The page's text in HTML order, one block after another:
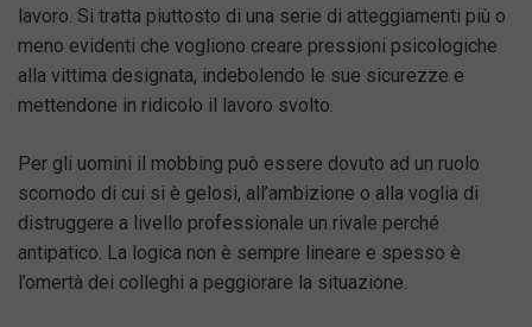
lavoro. Si tratta piuttosto di una serie di atteggiamenti più o
meno evidenti che vogliono creare pressioni psicologiche
alla vittima designata, indebolendo le sue sicurezze e
mettendone in ridicolo il lavoro svolto.
Per gli uomini il mobbing può essere dovuto ad un ruolo
scomodo di cui si è gelosi, all’ambizione o alla voglia di
distruggere a livello professionale un rivale perché
antipatico. La logica non è sempre lineare e spesso è
l’omertà dei colleghi a peggiorare la situazione.